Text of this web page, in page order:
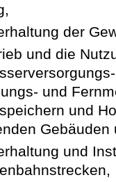
der
und die
und
und
und